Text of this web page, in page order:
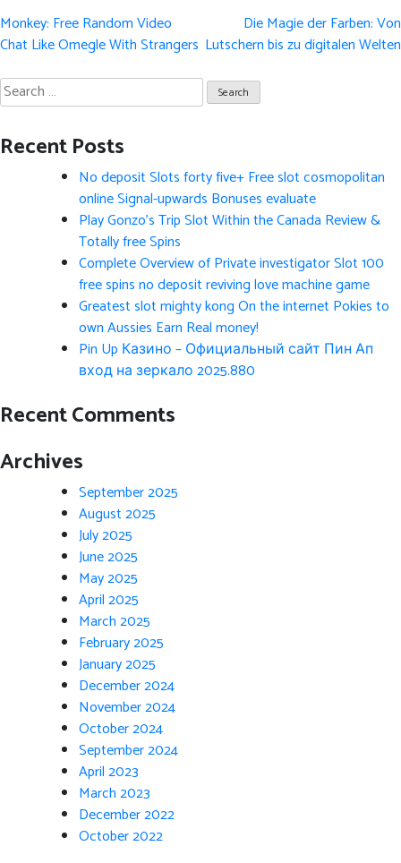
Post
navigation
Monkey: Free Random Video
Chat Like Omegle With Strangers
Die Magie der Farben: Von
Lutschern bis zu digitalen Welten
Search
for:
Recent Posts
No deposit Slots forty five+ Free slot cosmopolitan
online Signal-upwards Bonuses evaluate
Play Gonzo’s Trip Slot Within the Canada Review &
Totally free Spins
Complete Overview of Private investigator Slot 100
free spins no deposit reviving love machine game
Greatest slot mighty kong On the internet Pokies to
own Aussies Earn Real money!
Pin Up Казино – Официальный сайт Пин Ап
вход на зеркало 2025.880
Recent Comments
Archives
September 2025
August 2025
July 2025
June 2025
May 2025
April 2025
March 2025
February 2025
January 2025
December 2024
November 2024
October 2024
September 2024
April 2023
March 2023
December 2022
October 2022